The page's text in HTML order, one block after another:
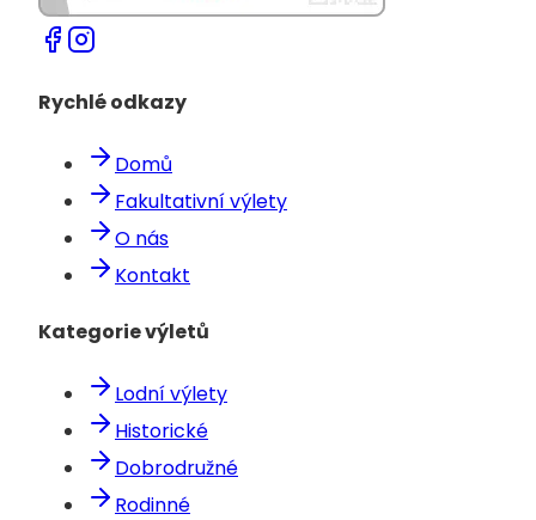
Rychlé odkazy
Domů
Fakultativní výlety
O nás
Kontakt
Kategorie výletů
Lodní výlety
Historické
Dobrodružné
Rodinné